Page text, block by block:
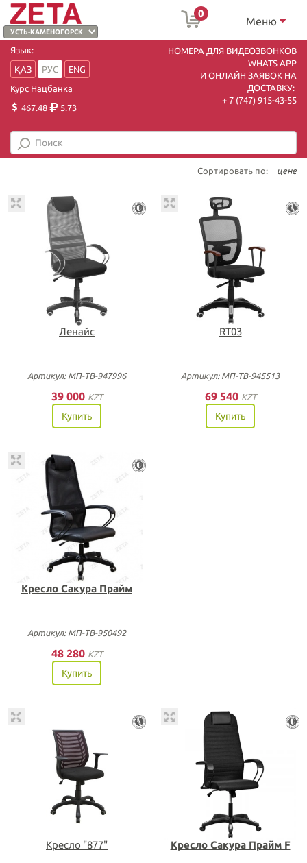
0
Меню
Язык:
ҚАЗ
РУС
ENG
Курс Нацбанка
467.48
5.73
НОМЕРА ДЛЯ ВИДЕОЗВОНКОВ
WHATS APP
И ОНЛАЙН ЗАЯВОК НА
ДОСТАВКУ:
+ 7 (747) 915-43-55
Сортировать по: цене
Ленайс
Артикул: МП-ТВ-947996
39 000 KZT
Купить
RT03
Артикул: МП-ТВ-945513
69 540 KZT
Купить
Кресло Сакура Прайм
Артикул: МП-ТВ-950492
48 280 KZT
Купить
Кресло "877" Кресло Сакура Прайм F